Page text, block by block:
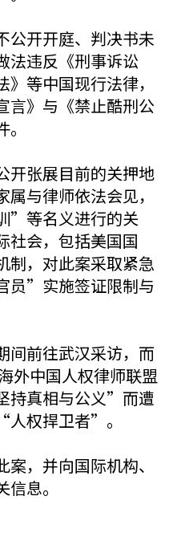
公开开庭、判决书未
法违反《刑事诉讼
等中国现行法律，
言》与《禁止酷刑公
开张展目前的关押地
与律师依法会见，
等名义进行的关
社会，包括美国国
制，对此案采取紧急
员”实施签证限制与
间前往武汉采访，而
外中国人权律师联盟
持真相与公义”而遭
权捍卫者”。
，并向国际机构、
息。